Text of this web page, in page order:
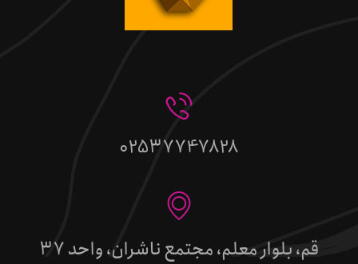
02537747828
قم، بلوار معلم، مجتمع ناشران، واحد 37